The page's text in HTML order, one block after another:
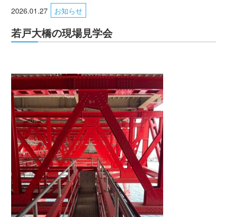
2026.01.27 お知らせ
若戸大橋の現場見学会